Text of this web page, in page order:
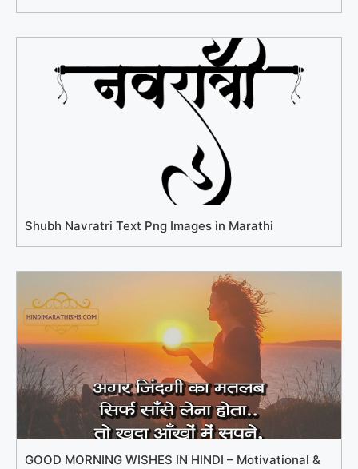
Shubh Navratri Text Png Images in Marathi
GOOD MORNING WISHES IN HINDI – Motivational &